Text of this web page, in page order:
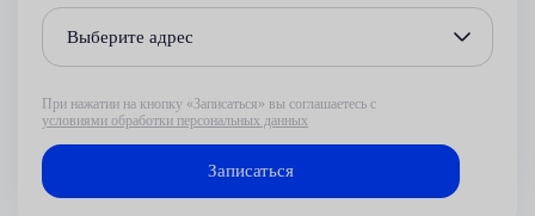
Выберите адрес
При нажатии на кнопку «Записаться» вы соглашаетесь с
условиями обработки персональных данных